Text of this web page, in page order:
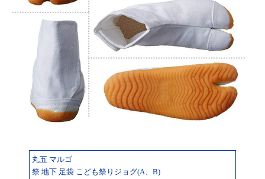
丸五 マルゴ
祭 地下 足袋 こども祭りジョグ(A、B)